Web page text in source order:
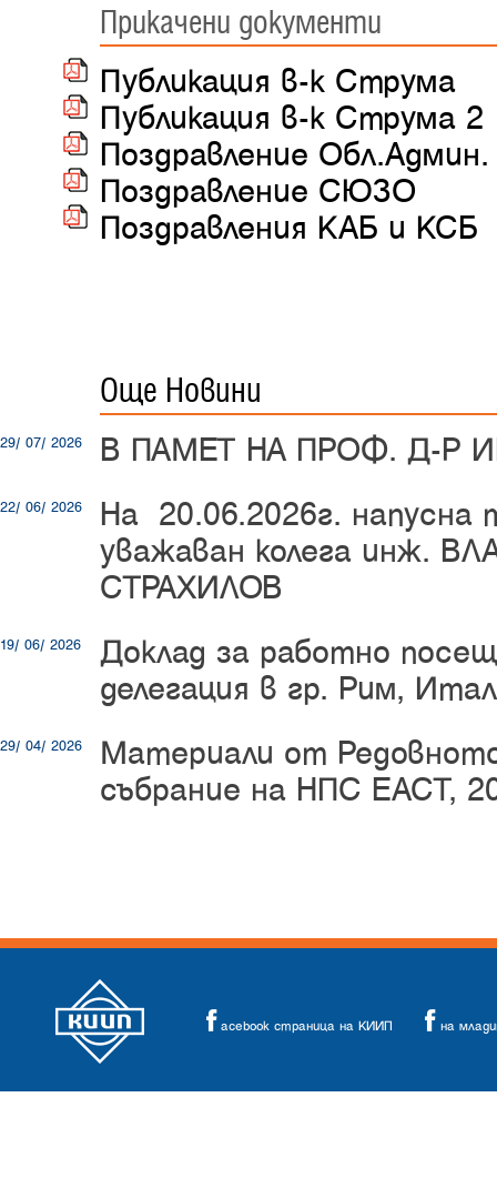
Прикачени документи
Публикация в-к Струма
Публикация в-к Струма 2
Поздравление Обл.Админ.
Поздравление СЮЗО
Поздравления КАБ и КСБ
Още Новини
29/ 07/ 2026 В ПАМЕТ НА ПРОФ. Д-Р
22/ 06/ 2026
На 20.06.2026г.
уважаван колега инж.
СТРАХИЛОВ
19/ 06/ 2026
Доклад за работно
делегация в гр. Рим,
29/ 04/ 2026
Материали от
събрание на НПС ЕАСТ,
acebook страница на КИИП на